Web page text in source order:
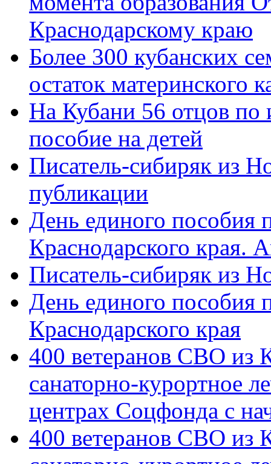
Краснодарскому краю
Более 300 кубанских
остаток материнского
На Кубани 56 отцов по
пособие на детей
Писатель-сибиряк из
публикации
День единого пособия
Краснодарского края.
Писатель-сибиряк из
День единого пособия
Краснодарского края
400 ветеранов СВО из
санаторно-курортное
центрах Соцфонда с
400 ветеранов СВО из